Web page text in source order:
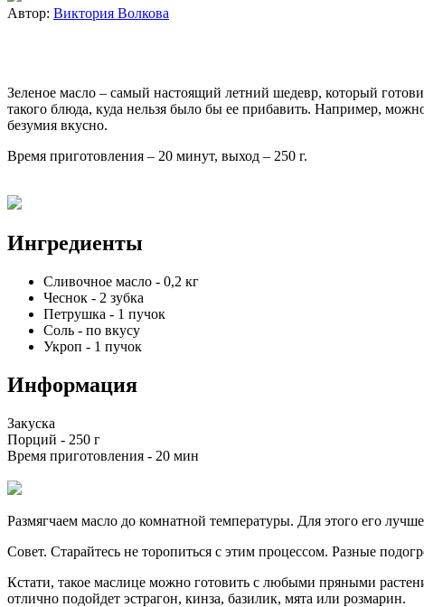
Автор: Виктория Волкова
Зеленое масло – самый настоящий летний шедевр, который
такого блюда, куда нельзя было бы ее прибавить. Например,
безумия вкусно.
Время приготовления – 20 минут, выход – 250 г.
Ингредиенты
Сливочное масло - 0,2 кг
Чеснок - 2 зубка
Петрушка - 1 пучок
Соль - по вкусу
Укроп - 1 пучок
Информация
Закуска
Порций - 250 г
Время приготовления - 20 мин
Размягчаем масло до комнатной температуры. Для этого его
Совет. Старайтесь не торопиться с этим процессом. Разные
Кстати, такое маслице можно готовить с любыми пряными
отлично подойдет эстрагон, кинза, базилик, мята или розмарин.